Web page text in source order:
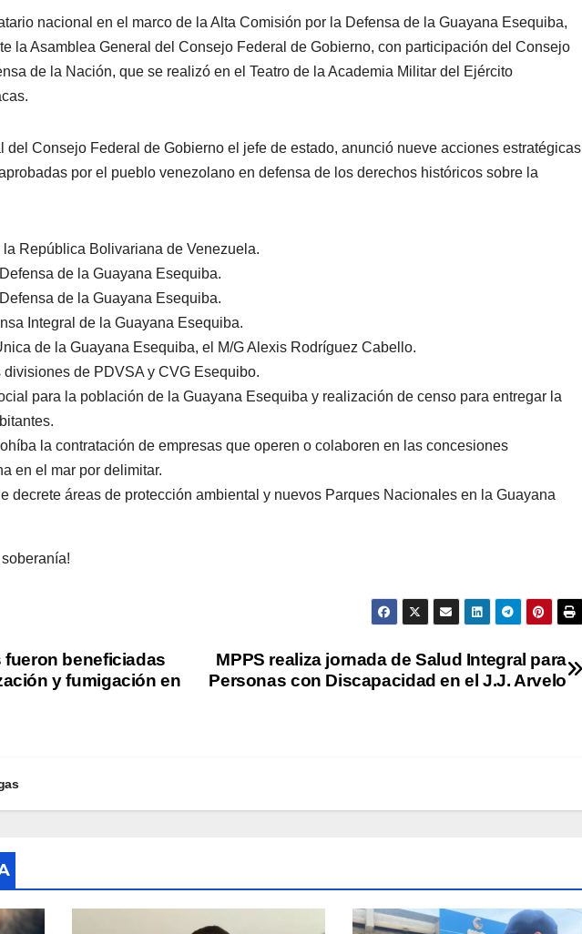
nacional en el marco de la Alta Comisión por la Defensa de la Guayana Esequiba,
la Asamblea General del Consejo Federal de Gobierno, con participación del Consejo
de la Nación, que se realizó en el Teatro de la Academia Militar del Ejército
del Consejo Federal de Gobierno el jefe de estado, anunció nueve acciones estratégicas
por el pueblo venezolano en defensa de los derechos históricos sobre la
República Bolivariana de Venezuela.
de la Guayana Esequiba.
de la Guayana Esequiba.
Integral de la Guayana Esequiba.
de la Guayana Esequiba, el M/G Alexis Rodríguez Cabello.
de PDVSA y CVG Esequibo.
para la población de la Guayana Esequiba y realización de censo para entregar la
la contratación de empresas que operen o colaboren en las concesiones
en el mar por delimitar.
decrete áreas de protección ambiental y nuevos Parques Nacionales en la Guayana
MPPS realiza jornada de Salud Integral para
Personas con Discapacidad en el J.J. Arvelo
fueron beneficiadas
y fumigación en